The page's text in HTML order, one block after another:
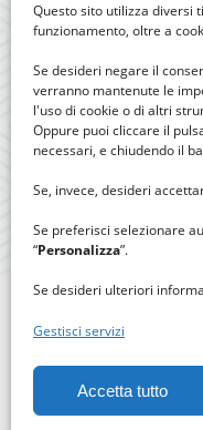
Questo sito utilizza diversi
funzionamento, oltre a
Se desideri negare il
verranno mantenute le
l'uso di cookie o di altri
Oppure puoi cliccare il
necessari, e chiudendo il
Se, invece, desideri
Se preferisci selezionare
“Personalizza”.
Se desideri ulteriori
Gestisci servizi
Accetta tutto